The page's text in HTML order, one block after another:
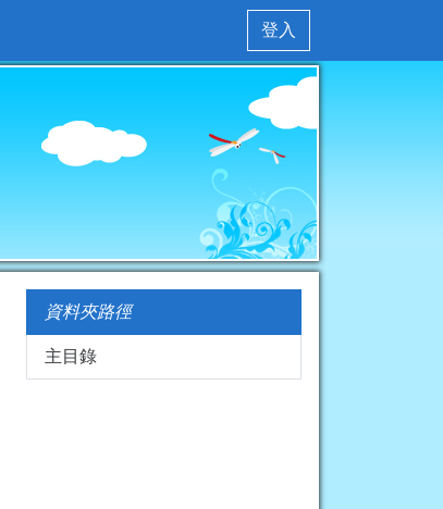
登入
資料夾路徑
主目錄